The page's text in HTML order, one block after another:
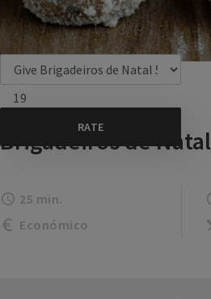
19
Brigadeiros de Natal
25 min.
Económico